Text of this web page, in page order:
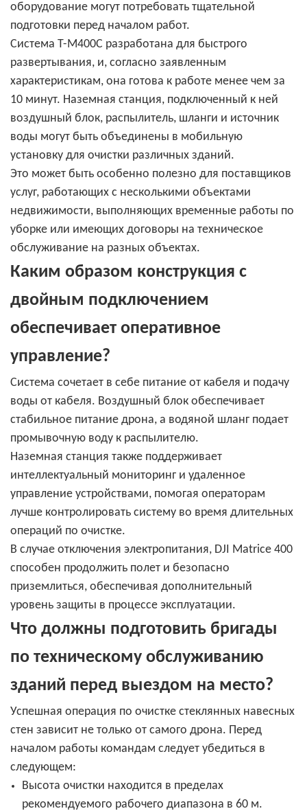
оборудование могут потребовать тщательной
подготовки перед началом работ.
Система T-M400C разработана для быстрого
развертывания, и, согласно заявленным
характеристикам, она готова к работе менее чем за
10 минут. Наземная станция, подключенный к ней
воздушный блок, распылитель, шланги и источник
воды могут быть объединены в мобильную
установку для очистки различных зданий.
Это может быть особенно полезно для поставщиков
услуг, работающих с несколькими объектами
недвижимости, выполняющих временные работы по
уборке или имеющих договоры на техническое
обслуживание на разных объектах.
Каким образом конструкция с
двойным подключением
обеспечивает оперативное
управление?
Система сочетает в себе питание от кабеля и подачу
воды от кабеля. Воздушный блок обеспечивает
стабильное питание дрона, а водяной шланг подает
промывочную воду к распылителю.
Наземная станция также поддерживает
интеллектуальный мониторинг и удаленное
управление устройствами, помогая операторам
лучше контролировать систему во время длительных
операций по очистке.
В случае отключения электропитания, DJI Matrice 400
способен продолжить полет и безопасно
приземлиться, обеспечивая дополнительный
уровень защиты в процессе эксплуатации.
Что должны подготовить бригады
по техническому обслуживанию
зданий перед выездом на место?
Успешная операция по очистке стеклянных навесных
стен зависит не только от самого дрона. Перед
началом работы командам следует убедиться в
следующем:
Высота очистки находится в пределах
рекомендуемого рабочего диапазона в 60 м.